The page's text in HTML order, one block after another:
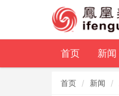
首页 新闻
首页 新闻